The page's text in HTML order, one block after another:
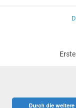
Durch die